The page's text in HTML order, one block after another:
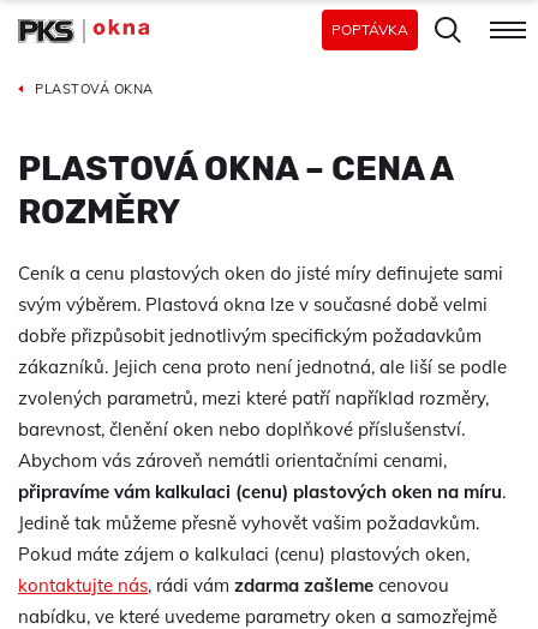
POPTÁVKA
PLASTOVÁ OKNA
PLASTOVÁ OKNA – CENA A
ROZMĚRY
Ceník a cenu plastových oken do jisté míry definujete sami
svým výběrem. Plastová okna lze v současné době velmi
dobře přizpůsobit jednotlivým specifickým požadavkům
zákazníků. Jejich cena proto není jednotná, ale liší se podle
zvolených parametrů, mezi které patří například rozměry,
barevnost, členění oken nebo doplňkové příslušenství.
Abychom vás zároveň nemátli orientačními cenami,
připravíme vám kalkulaci (cenu) plastových oken na míru.
Jedině tak můžeme přesně vyhovět vašim požadavkům.
Pokud máte zájem o kalkulaci (cenu) plastových oken,
kontaktujte nás, rádi vám zdarma zašleme cenovou
nabídku, ve které uvedeme parametry oken a samozřejmě